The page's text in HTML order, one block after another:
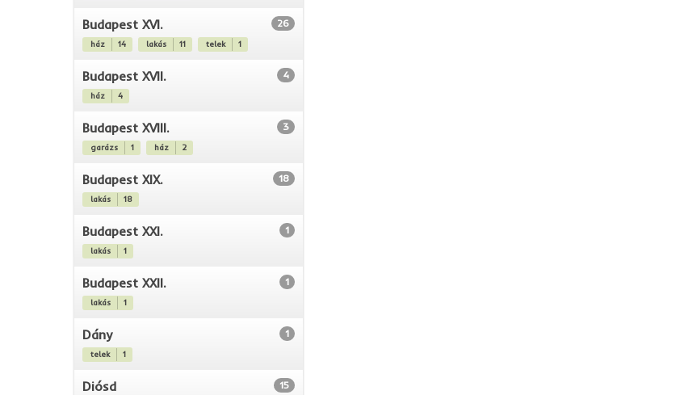
Budapest XVI. 26
ház 14 lakás 11 telek 1
Budapest XVII. 4
ház 4
Budapest XVIII. 3
garázs 1 ház 2
Budapest XIX. 18
lakás 18
Budapest XXI. 1
lakás 1
Budapest XXII. 1
lakás 1
Dány 1
telek 1
Diósd 15